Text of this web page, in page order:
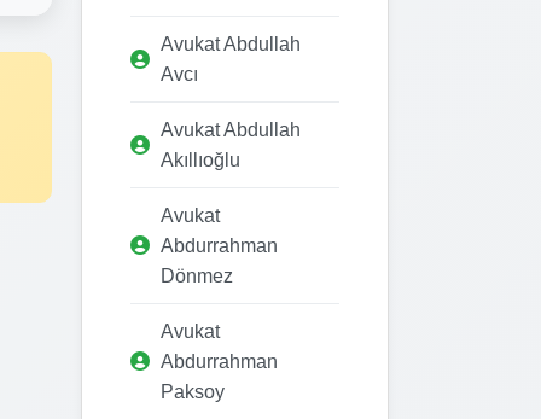
Avukat Abdullah
Avcı
Avukat Abdullah
Akıllıoğlu
Avukat
Abdurrahman
Dönmez
Avukat
Abdurrahman
Paksoy